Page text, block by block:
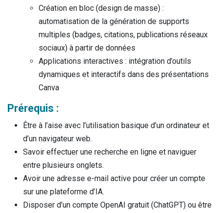
Création en bloc (design de masse) :
automatisation de la génération de supports
multiples (badges, citations, publications réseaux
sociaux) à partir de données
Applications interactives : intégration d’outils
dynamiques et interactifs dans des présentations
Canva
Prérequis :
Être à l’aise avec l’utilisation basique d’un ordinateur et
d’un navigateur web.
Savoir effectuer une recherche en ligne et naviguer
entre plusieurs onglets.
Avoir une adresse e-mail active pour créer un compte
sur une plateforme d’IA.
Disposer d’un compte OpenAI gratuit (ChatGPT) ou être